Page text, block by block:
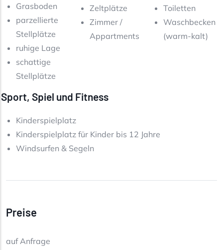
Grasboden
parzellierte
Stellplätze
ruhige Lage
schattige
Stellplätze
Zeltplätze
Zimmer /
Appartments
Toiletten
Waschbecken
(warm-kalt)
Sport, Spiel und Fitness
Kinderspielplatz
Kinderspielplatz für Kinder bis 12 Jahre
Windsurfen & Segeln
Preise
auf Anfrage